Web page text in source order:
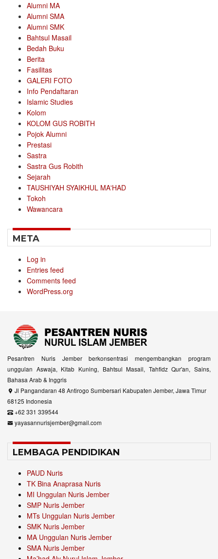
Alumni MA
Alumni SMA
Alumni SMK
Bahtsul Masail
Bedah Buku
Berita
Fasilitas
GALERI FOTO
Info Pendaftaran
Islamic Studies
Kolom
KOLOM GUS ROBITH
Pojok Alumni
Prestasi
Sastra
Sastra Gus Robith
Sejarah
TAUSHIYAH SYAIKHUL MA'HAD
Tokoh
Wawancara
META
Log in
Entries feed
Comments feed
WordPress.org
Pesantren Nuris Jember berkonsentrasi mengembangkan program
unggulan Aswaja, Kitab Kuning, Bahtsul Masail, Tahfidz Qur'an, Sains,
Bahasa Arab & Inggris
Jl Pangandaran 48 Antirogo Sumbersari Kabupaten Jember, Jawa Timur
68125 Indonesia
+62 331 339544
yayasannurisjember@gmail.com
LEMBAGA PENDIDIKAN
PAUD Nuris
TK Bina Anaprasa Nuris
MI Unggulan Nuris Jember
SMP Nuris Jember
MTs Unggulan Nuris Jember
SMK Nuris Jember
MA Unggulan Nuris Jember
SMA Nuris Jember